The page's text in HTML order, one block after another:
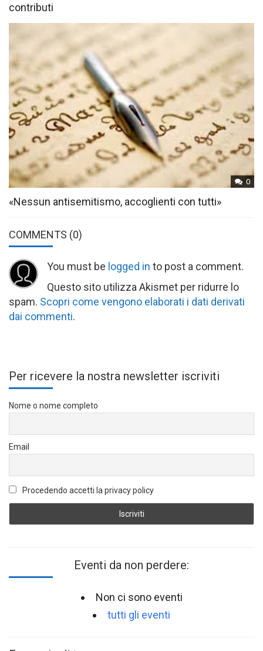
contributi
0
«Nessun antisemitismo, accoglienti con tutti»
COMMENTS (0)
You must be logged in to post a comment.
Questo sito utilizza Akismet per ridurre lo
spam. Scopri come vengono elaborati i dati derivati
dai commenti.
Per ricevere la nostra newsletter iscriviti
Nome o nome completo
Email
Procedendo accetti la privacy policy
Eventi da non perdere:
Non ci sono eventi
tutti gli eventi